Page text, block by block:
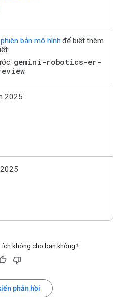
bản mô hình để biết thêm
gemini-robotics-er-
2025
ích không cho bạn không?
phản hồi